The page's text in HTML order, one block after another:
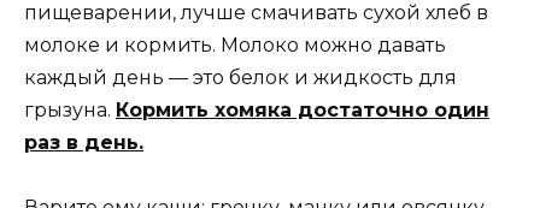
пищеварении, лучше смачивать сухой хлеб в
молоке и кормить. Молоко можно давать
каждый день — это белок и жидкость для
грызуна. Кормить хомяка достаточно один
раз в день.